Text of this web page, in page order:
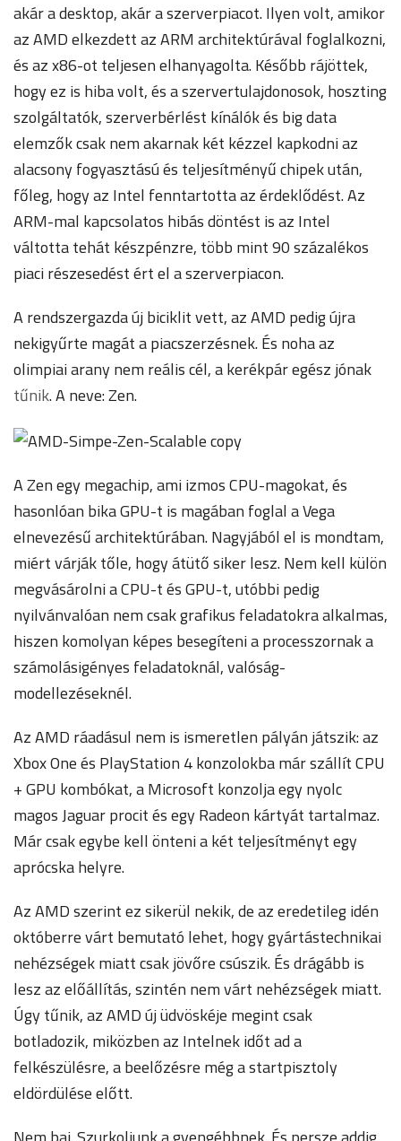
akár a desktop, akár a szerverpiacot. Ilyen volt, amikor
az AMD elkezdett az ARM architektúrával foglalkozni,
és az x86-ot teljesen elhanyagolta. Később rájöttek,
hogy ez is hiba volt, és a szervertulajdonosok, hoszting
szolgáltatók, szerverbérlést kínálók és big data
elemzők csak nem akarnak két kézzel kapkodni az
alacsony fogyasztású és teljesítményű chipek után,
főleg, hogy az Intel fenntartotta az érdeklődést. Az
ARM-mal kapcsolatos hibás döntést is az Intel
váltotta tehát készpénzre, több mint 90 százalékos
piaci részesedést ért el a szerverpiacon.
A rendszergazda új biciklit vett, az AMD pedig újra
nekigyűrte magát a piacszerzésnek. És noha az
olimpiai arany nem reális cél, a kerékpár egész jónak
tűnik. A neve: Zen.
A Zen egy megachip, ami izmos CPU-magokat, és
hasonlóan bika GPU-t is magában foglal a Vega
elnevezésű architektúrában. Nagyjából el is mondtam,
miért várják tőle, hogy átütő siker lesz. Nem kell külön
megvásárolni a CPU-t és GPU-t, utóbbi pedig
nyilvánvalóan nem csak grafikus feladatokra alkalmas,
hiszen komolyan képes besegíteni a processzornak a
számolásigényes feladatoknál, valóság-
modellezéseknél.
Az AMD ráadásul nem is ismeretlen pályán játszik: az
Xbox One és PlayStation 4 konzolokba már szállít CPU
+ GPU kombókat, a Microsoft konzolja egy nyolc
magos Jaguar procit és egy Radeon kártyát tartalmaz.
Már csak egybe kell önteni a két teljesítményt egy
aprócska helyre.
Az AMD szerint ez sikerül nekik, de az eredetileg idén
októberre várt bemutató lehet, hogy gyártástechnikai
nehézségek miatt csak jövőre csúszik. És drágább is
lesz az előállítás, szintén nem várt nehézségek miatt.
Úgy tűnik, az AMD új üdvöskéje megint csak
botladozik, miközben az Intelnek időt ad a
felkészülésre, a beelőzésre még a startpisztoly
eldördülése előtt.